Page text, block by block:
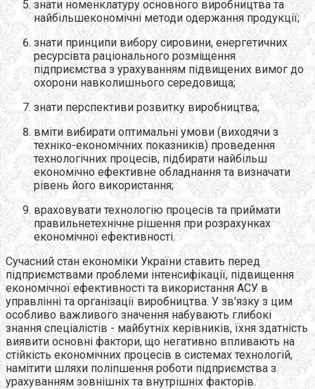
знати номенклатуру основного виробництва та
найбільшекономічні методи одержання продукції;
знати принципи вибору сировини, енергетичних
ресурсівта раціонального розміщення
підприємства з урахуванням підвищених вимог до
охорони навколишнього середовища;
знати перспективи розвитку виробництва;
вміти вибирати оптимальні умови (виходячи з
техніко-економічних показників) проведення
технологічних процесів, підбирати найбільш
економічно ефективне обладнання та визначати
рівень його використання;
враховувати технологію процесів та приймати
правильнетехнічне рішення при розрахунках
економічної ефективності.
Сучасний стан економіки України ставить перед
підприємствами проблеми інтенсифікації, підвищення
економічної ефективності та використання АСУ в
управлінні та організації виробництва. У зв'язку з цим
особливо важливого значення набувають глибокі
знання спеціалістів - майбутніх керівників, їхня здатність
виявити основні фактори, що негативно впливають на
стійкість економічних процесів в системах технологій,
намітити шляхи поліпшення роботи підприємства з
урахуванням зовнішніх та внутрішніх факторів.